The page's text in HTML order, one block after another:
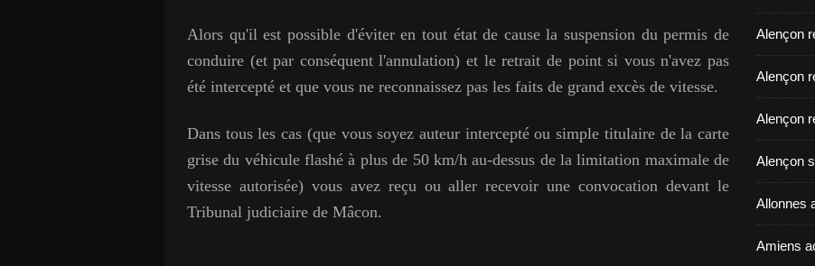
Alors qu'il est possible d'éviter en tout état de cause la suspension du permis de
conduire (et par conséquent l'annulation) et le retrait de point si vous n'avez pas
été intercepté et que vous ne reconnaissez pas les faits de grand excès de vitesse.
Dans tous les cas (que vous soyez auteur intercepté ou simple titulaire de la carte
grise du véhicule flashé à plus de 50 km/h au-dessus de la limitation maximale de
vitesse autorisée) vous avez reçu ou aller recevoir une convocation devant le
Tribunal judiciaire de Mâcon.
Alençon
Alençon
Alençon
Alençon
Allonnes
Amiens